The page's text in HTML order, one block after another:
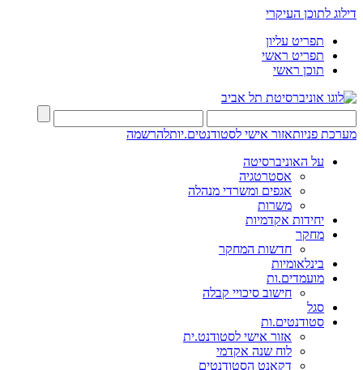
דילוג לתוכן העיקרי
תפריט עליון
תפריט ראשי
תוכן ראשי
מערכת פניותאזור אישי לסטודנטים.יותלהרשמה
על האוניברסיטה
אסטרטגיה
אגפים ומשרדי מנהלה
משרות
יחידות אקדמיות
מחקר
חדשות המחקר
בינלאומיות
מועמדים.ות
חישוב סיכויי קבלה
סגל
סטודנטים.ות
אזור אישי לסטודנט.ית
לוח שנה אקדמי
דקאנט הסטודנטים